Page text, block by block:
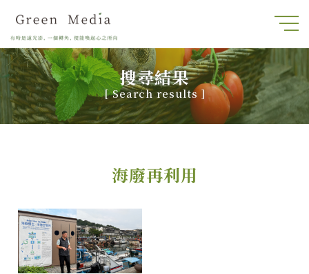
搜尋結果
[Search results]
海廢再利用